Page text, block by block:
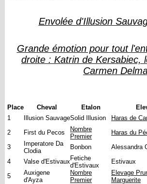
Envolée d'Illusion
Grande émotion pour tout
droite : Katrin de Kersabiec,
Carmen
Place Cheval Etalon
1
Illusion SauvageSolid Illusion Haras de
2
First du Pecos
Nombre
Premier
Haras du
3
Imperatore Da
Clodia
Bonbon Alessandra
4
Valse d'EstivauxFetiche
d'Estivaux
Estivaux
5
Auxigene
d'Ayza
Nombre
Premier
Elevage
Marguerite